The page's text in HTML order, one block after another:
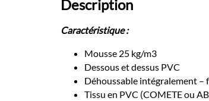
Description
Caractéristique :
Mousse 25 kg/m3
Dessous et dessus PVC
Déhoussable intégralement –
Tissu en PVC (COMETE ou